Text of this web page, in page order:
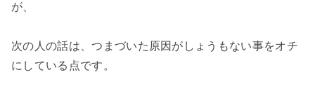
が、
次の人の話は、つまづいた原因がしょうもない事をオチ
にしている点です。